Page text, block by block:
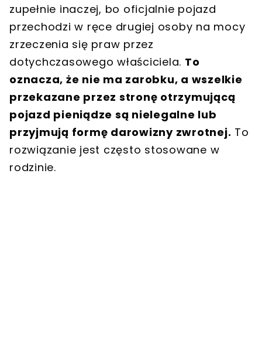
zupełnie inaczej, bo oficjalnie pojazd
przechodzi w ręce drugiej osoby na mocy
zrzeczenia się praw przez
dotychczasowego właściciela. To
oznacza, że nie ma zarobku, a wszelkie
przekazane przez stronę otrzymującą
pojazd pieniądze są nielegalne lub
przyjmują formę darowizny zwrotnej. To
rozwiązanie jest często stosowane w
rodzinie.